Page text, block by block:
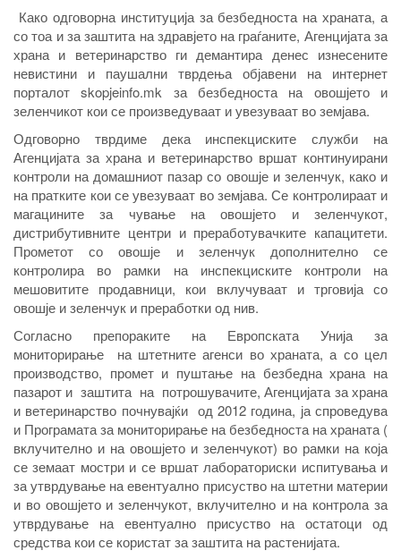
Како одговорна институција за безбедноста на храната, а
со тоа и за заштита на здравјето на граѓаните, Агенцијата за
храна и ветеринарство ги демантира денес изнесените
невистини и паушални тврдења објавени на интернет
порталот skopjeinfo.mk за безбедноста на овошјето и
зеленчикот кои се произведуваат и увезуваат во земјава.
Одговорно тврдиме дека инспекциските служби на
Агенцијата за храна и ветеринарство вршат континуирани
контроли на домашниот пазар со овошје и зеленчук, како и
на пратките кои се увезуваат во земјава. Се контролираат и
магацините за чување на овошјето и зеленчукот,
дистрибутивните центри и преработувачките капацитети.
Прометот со овошје и зеленчук дополнително се
контролира во рамки на инспекциските контроли на
мешовитите продавници, кои вклучуваат и трговија со
овошје и зеленчук и преработки од нив.
Согласно препораките на Европската Унија за
мониторирање на штетните агенси во храната, а со цел
производство, промет и пуштање на безбедна храна на
пазарот и заштита на потрошувачите, Агенцијата за храна
и ветеринарство почнувајќи од 2012 година, ја спроведува
и Програмата за мониторирање на безбедноста на храната (
вклучително и на овошјето и зеленчукот) во рамки на која
се земаат мостри и се вршат лабораториски испитувања и
за утврдување на евентуално присуство на штетни материи
и во овошјето и зеленчукот, вклучително и на контрола за
утврдување на евентуално присуство на остатоци од
средства кои се користат за заштита на растенијата.